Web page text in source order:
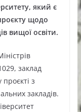
який є
щодо
вищої освіти.
заклад
з
закладів.